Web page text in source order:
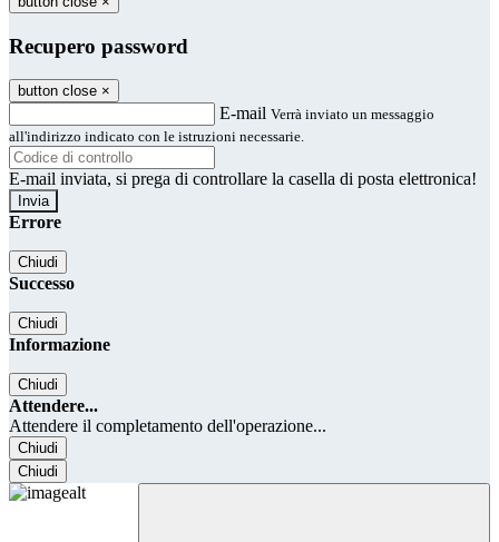
Recupero password
button close ×
E-mail Verrà inviato un messaggio
all'indirizzo indicato con le istruzioni necessarie.
E-mail inviata, si prega di controllare la casella di posta elettronica!
Errore
Chiudi
Successo
Chiudi
Informazione
Chiudi
Attendere...
Attendere il completamento dell'operazione...
Chiudi
Chiudi